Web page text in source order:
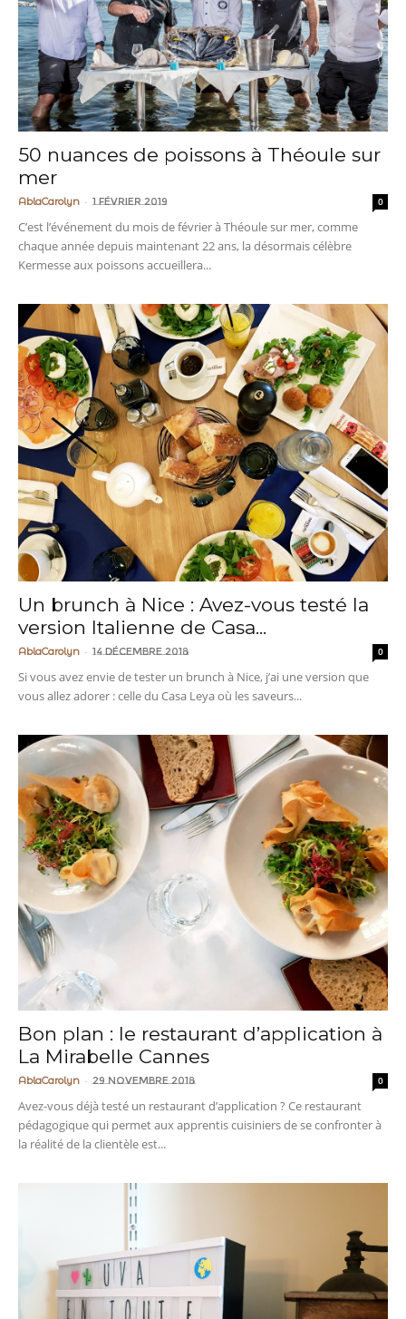
50 nuances de poissons à Théoule sur
mer
AblaCarolyn - 1 février 2019 0
C’est l’événement du mois de février à Théoule sur mer, comme
chaque année depuis maintenant 22 ans, la désormais célèbre
Kermesse aux poissons accueillera...
Un brunch à Nice : Avez-vous testé la
version Italienne de Casa...
AblaCarolyn - 14 décembre 2018 0
Si vous avez envie de tester un brunch à Nice, j’ai une version que
vous allez adorer : celle du Casa Leya où les saveurs...
Bon plan : le restaurant d’application à
La Mirabelle Cannes
AblaCarolyn - 29 novembre 2018 0
Avez-vous déjà testé un restaurant d’application ? Ce restaurant
pédagogique qui permet aux apprentis cuisiniers de se confronter à
la réalité de la clientèle est...